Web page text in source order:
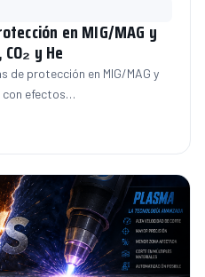
en MIG/MAG y
y He
de protección en MIG/MAG y
con efectos…